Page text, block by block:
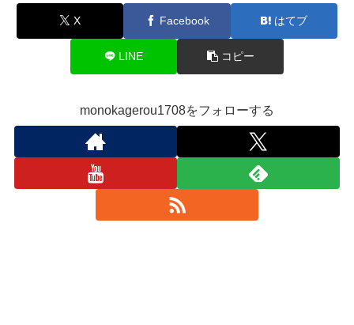
X Facebook はてブ
LINE コピー
monokagerou1708をフォローする